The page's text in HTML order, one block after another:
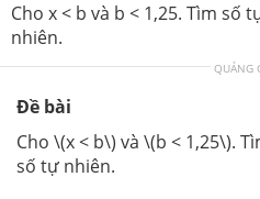
Cho x < b và b < 1,25. Tìm số
nhiên.
QUẢNG
Đề bài
Cho \(x < b\) và \(b < 1,25\).
số tự nhiên.